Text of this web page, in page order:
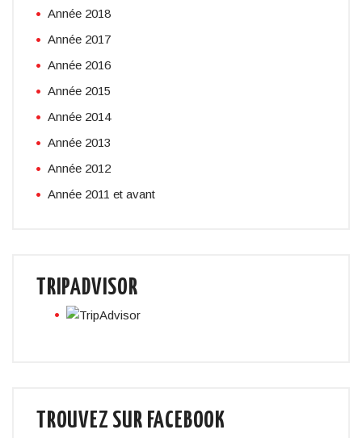
Année 2018
Année 2017
Année 2016
Année 2015
Année 2014
Année 2013
Année 2012
Année 2011 et avant
TRIPADVISOR
TROUVEZ SUR FACEBOOK